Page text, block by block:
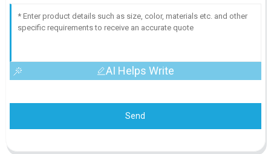
AI Helps Write
Send